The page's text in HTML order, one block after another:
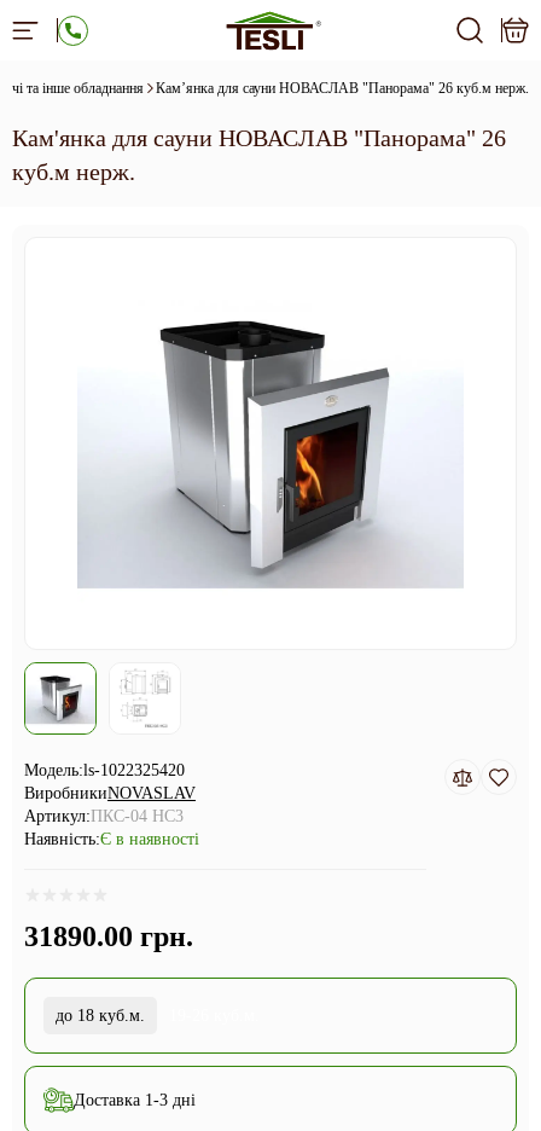
та інше обладнання Кам’янка для сауни НОВАСЛАВ "Панорама" 26 куб.м нерж.
Кам'янка для сауни НОВАСЛАВ "Панорама" 26
куб.м нерж.
Модель:ls-1022325420
ВиробникиNOVASLAV
Артикул:ПКС-04 НС3
Наявність:Є в наявності
до 18 куб.м.
Доставка 1-3 дні
31890.00 грн.